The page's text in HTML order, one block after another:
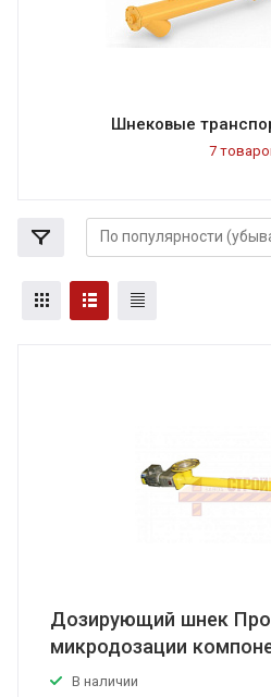
Шнековые
7
Дозирующий шнек
микродозации
В наличии